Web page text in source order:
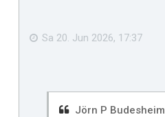
Sa 20. Jun 2026, 17:37
Jörn P Budesheim